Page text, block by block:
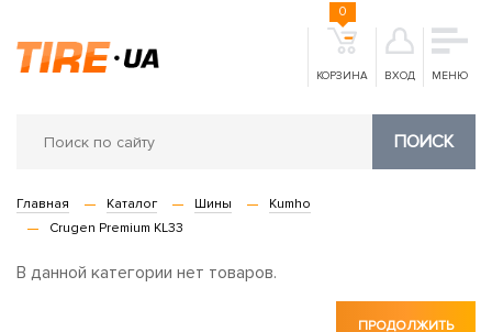
КОРЗИНА
0
ВХОД МЕНЮ
ПОИСК
Главная Каталог Шины
Kumho
Crugen Premium KL33
В данной категории нет товаров.
ПРОДОЛЖИТЬ